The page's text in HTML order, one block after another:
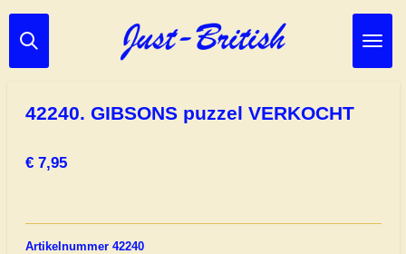
Ga
direct
42240. GIBSONS puzzel VERKOCHT
€ 7,95
Artikelnummer 42240